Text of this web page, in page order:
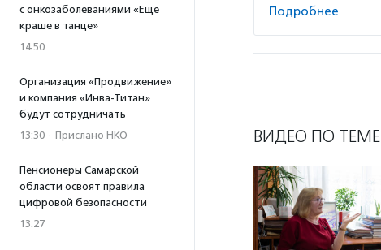
с онкозаболеваниями «Еще
краше в танце»
14:50
Организация «Продвижение»
и компания «Инва-Титан»
будут сотрудничать
13:30 · Прислано НКО
Пенсионеры Самарской
области освоят правила
цифровой безопасности
13:27
Подробнее
ВИДЕО ПО ТЕМЕ